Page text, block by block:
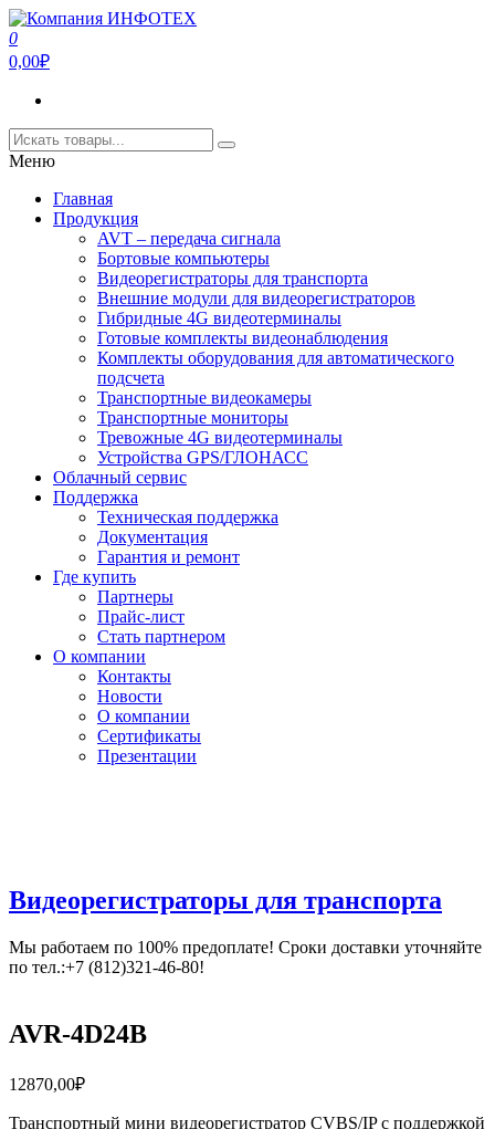
Перейти
к
содержимому
Компания ИНФОТЕХ
Компания ИНФОТЕХ занимается производством
оборудования для передачи видеосигнала,а так же
видеорегистраторов и ПО для подсчета пассажиропотока.
0
0,00₽
Меню
Главная
Продукция
AVT – передача сигнала
Бортовые компьютеры
Видеорегистраторы для транспорта
Внешние модули для видеорегистраторов
Гибридные 4G видеотерминалы
Готовые комплекты видеонаблюдения
Комплекты оборудования для автоматического
подсчета
Транспортные видеокамеры
Транспортные мониторы
Тревожные 4G видеотерминалы
Устройства GPS/ГЛОНАСС
Облачный сервис
Поддержка
Техническая поддержка
Документация
Гарантия и ремонт
Где купить
Партнеры
Прайс-лист
Стать партнером
О компании
Контакты
Новости
О компании
Сертификаты
Презентации
Видеорегистраторы для транспорта
Мы работаем по 100% предоплате! Сроки доставки уточняйте
по тел.:+7 (812)321-46-80!
AVR-4D24B
12870,00₽
Транспортный мини видеорегистратор CVBS/IP с поддержкой